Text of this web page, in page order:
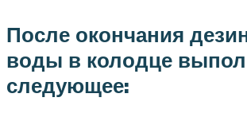
После окончания
воды в колодце
следующее: